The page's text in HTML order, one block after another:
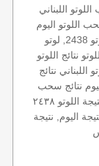
اللبناني
اللوتو اللبناني للإصدار 2438, سحب اللوتو اليوم
سحب زيد, سحب زيد لوتو في لبنان لوتو لوتو 2438, لوتو
اللوتو نتائج اللوتو
اللبناني نتائج
نتائج سحب
اللوتو اللبناني اليوم نتيجة ٢٤٣٨, نتيجة اللوتو نتيجة اللوتو ٢٤٣٨
اليوم, نتيجة